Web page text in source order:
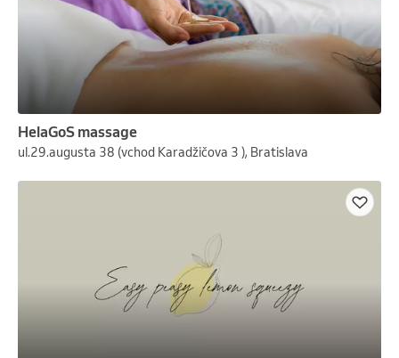
HelaGoS massage
ul.29.augusta 38 (vchod Karadžičova 3 ), Bratislava